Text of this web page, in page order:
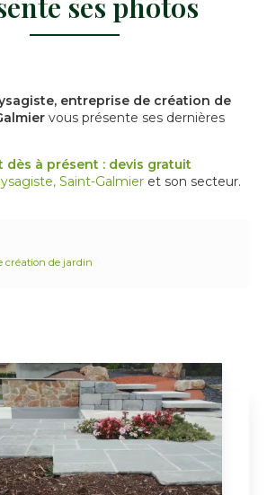
entreprise de création de
vous présente ses dernières
dès à présent : devis gratuit
Saint-Galmier et son secteur.
création de jardin